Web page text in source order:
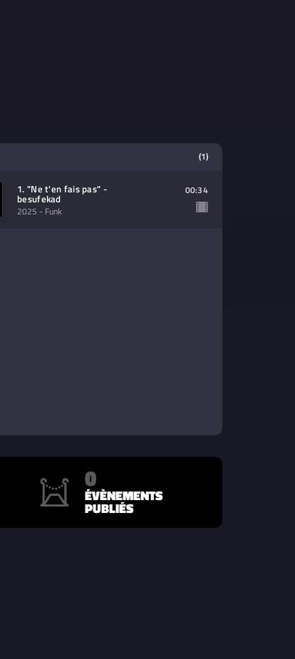
(1)
1. "Ne t'en fais pas" -
besufekad
2025 - Funk
00:34
0
ÉVÈNEMENTS
PUBLIÉS